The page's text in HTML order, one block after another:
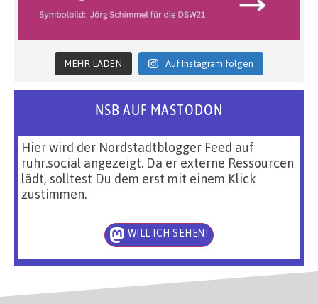
MEHR LADEN Auf Instagram folgen
NSB AUF MASTODON
Hier wird der Nordstadtblogger Feed auf
ruhr.social angezeigt. Da er externe Ressourcen
lädt, solltest Du dem erst mit einem Klick
zustimmen.
WILL ICH SEHEN!